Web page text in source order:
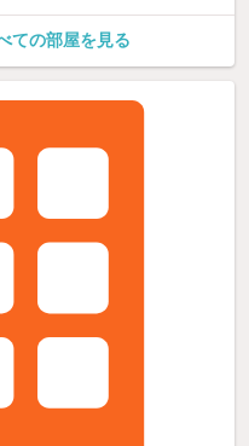
ての部屋を見る